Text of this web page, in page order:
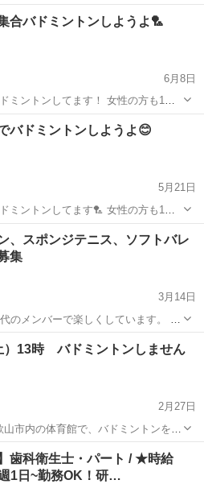
！ ベテランスタッフが慣れるまで丁
美容師
合バドミントンしようよ🏸
6月8日
してます！ 女性の方も1人
な雰囲気なので 応募お待ちしていま
で気軽に お問い合わせください！
駅 バドミントン 初心者
バドミントンしようよ😊
5月21日
してます🏸 女性の方も1人
な雰囲気なので 応募お待ちしていま
で気軽に お問い合わせください！
駅 バドミントン
、スポンジテニス、ソフトバレ
集
3月14日
のメンバーで楽しくしています。 下
のある方は連絡下さい。 １つでも３
や高校生の子供さんと一緒に参加で
トン ソフトバレー
）13時 バドミントンしません
2月27日
市内の体育館で、バドミントンを一
テニスを企画してるのですが、2月
評だったので、3月も企画したので、
トン シャトル
歯科衛生士・パート / ★時給
1日~勤務OK！研…